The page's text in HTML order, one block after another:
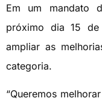
Em um mandato
próximo dia 15 de
ampliar as
categoria.
“Queremos